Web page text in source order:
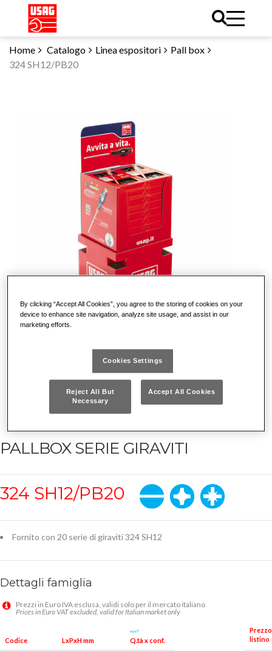
Home Catalogo Linea espositori
Pall box
324 SH12/PB20
PALLBOX SERIE GIRAVITI
324 SH12/PB20
Fornito con 20 serie di giraviti 324 SH12
Dettagli famiglia
Prezzi in Euro IVA esclusa, validi solo per il mercato italiano
Prices in Euro VAT excluded, valid for Italian market only
Codice LxPxH mm Q.tà x conf.
Prezzo
listino
By clicking “Accept All Cookies”, you agree to the storing of cookies on your
device to enhance site navigation, analyze site usage, and assist in our
marketing efforts.
Cookies Settings
Reject All But
Necessary
Accept All Cookies